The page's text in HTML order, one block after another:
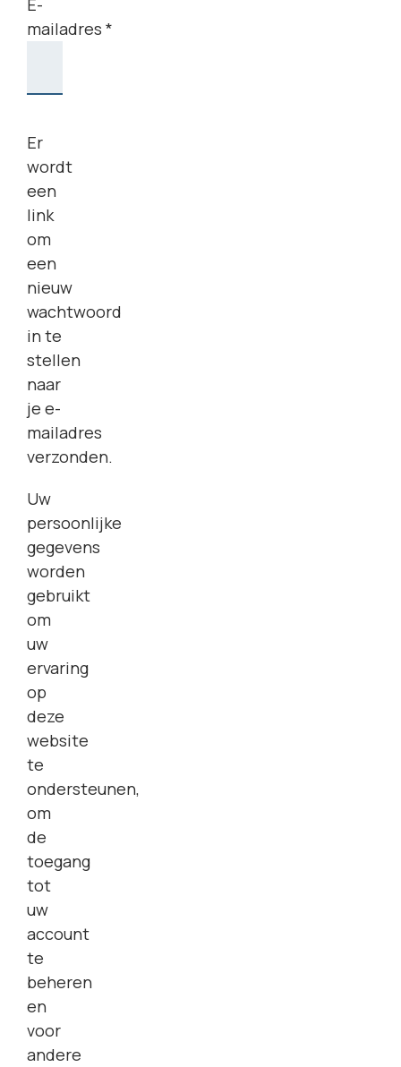
E-
mailadres *
Er
wordt
een
link
om
een
nieuw
wachtwoord
in te
stellen
naar
je e-
mailadres
verzonden.
Uw
persoonlijke
gegevens
worden
gebruikt
om
uw
ervaring
op
deze
website
te
ondersteunen,
om
de
toegang
tot
uw
account
te
beheren
en
voor
andere